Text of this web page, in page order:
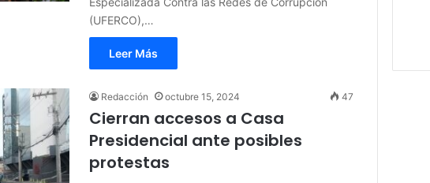
(UFERCO),…
Leer Más
Redacción octubre 15, 2024 47
Cierran accesos a Casa
Presidencial ante posibles
protestas